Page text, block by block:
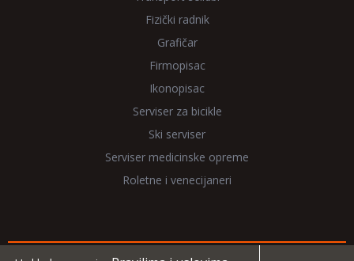
Fizički radnik
Grafičar
Firmopisac
Ikonopisac
Serviser za bicikle
Ski serviser
Serviser medicinske opreme
Roletne i venecijaneri